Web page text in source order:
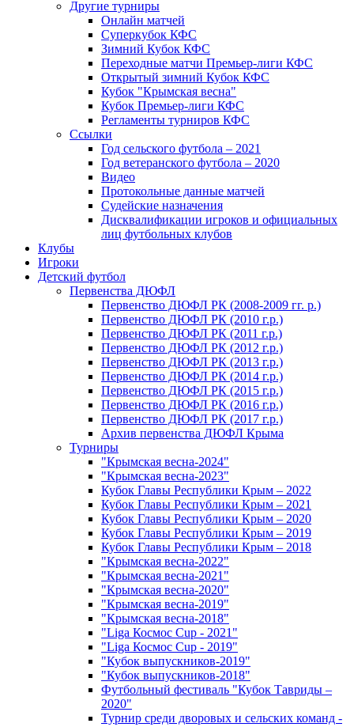
Другие турниры
Онлайн матчей
Суперкубок КФС
Зимний Кубок КФС
Переходные матчи Премьер-лиги КФС
Открытый зимний Кубок КФС
Кубок "Крымская весна"
Кубок Премьер-лиги КФС
Регламенты турниров КФС
Ссылки
Год сельского футбола – 2021
Год ветеранского футбола – 2020
Видео
Протокольные данные матчей
Судейские назначения
Дисквалификации игроков и официальных
лиц футбольных клубов
Клубы
Игроки
Детский футбол
Первенства ДЮФЛ
Первенство ДЮФЛ РК (2008-2009 гг. р.)
Первенство ДЮФЛ РК (2010 г.р.)
Первенство ДЮФЛ РК (2011 г.р.)
Первенство ДЮФЛ РК (2012 г.р.)
Первенство ДЮФЛ РК (2013 г.р.)
Первенство ДЮФЛ РК (2014 г.р.)
Первенство ДЮФЛ РК (2015 г.р.)
Первенство ДЮФЛ РК (2016 г.р.)
Первенство ДЮФЛ РК (2017 г.р.)
Архив первенства ДЮФЛ Крыма
Турниры
"Крымская весна-2024"
"Крымская весна-2023"
Кубок Главы Республики Крым – 2022
Кубок Главы Республики Крым – 2021
Кубок Главы Республики Крым – 2020
Кубок Главы Республики Крым – 2019
Кубок Главы Республики Крым – 2018
"Крымская весна-2022"
"Крымская весна-2021"
"Крымская весна-2020"
"Крымская весна-2019"
"Крымская весна-2018"
"Liga Космос Cup - 2021"
"Liga Космос Cup - 2019"
"Кубок выпускников-2019"
"Кубок выпускников-2018"
Футбольный фестиваль "Кубок Тавриды –
2020"
Турнир среди дворовых и сельских команд -